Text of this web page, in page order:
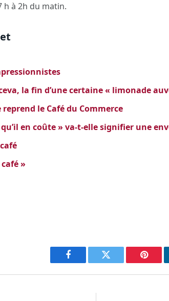
h à 2h du matin.
la fin d’une certaine « limonade
reprend le Café du Commerce
en coûte » va-t-elle signifier une
»
Facebook Twitter